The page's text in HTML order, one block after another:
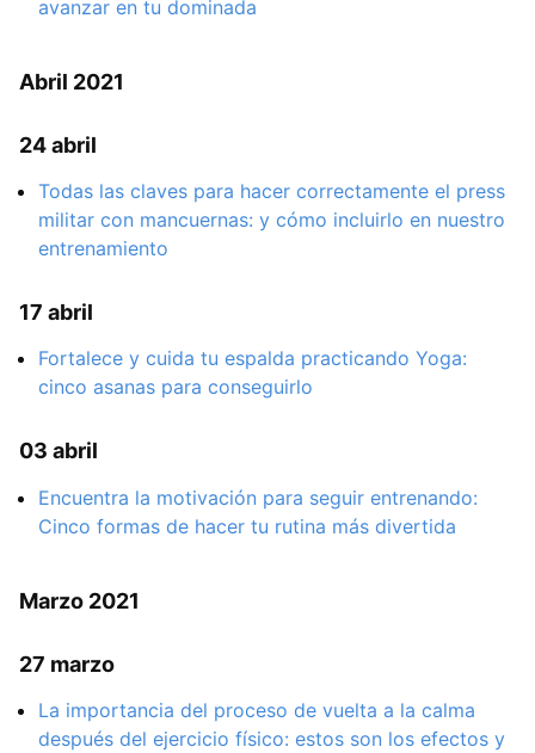
avanzar en tu dominada
Abril 2021
24 abril
Todas las claves para hacer correctamente el press
militar con mancuernas: y cómo incluirlo en nuestro
entrenamiento
17 abril
Fortalece y cuida tu espalda practicando Yoga:
cinco asanas para conseguirlo
03 abril
Encuentra la motivación para seguir entrenando:
Cinco formas de hacer tu rutina más divertida
Marzo 2021
27 marzo
La importancia del proceso de vuelta a la calma
después del ejercicio físico: estos son los efectos y